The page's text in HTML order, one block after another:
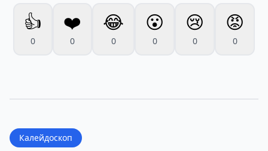
👍
0
❤️
0
😂
0
😮
0
😢
0
😡
0
Калейдоскоп